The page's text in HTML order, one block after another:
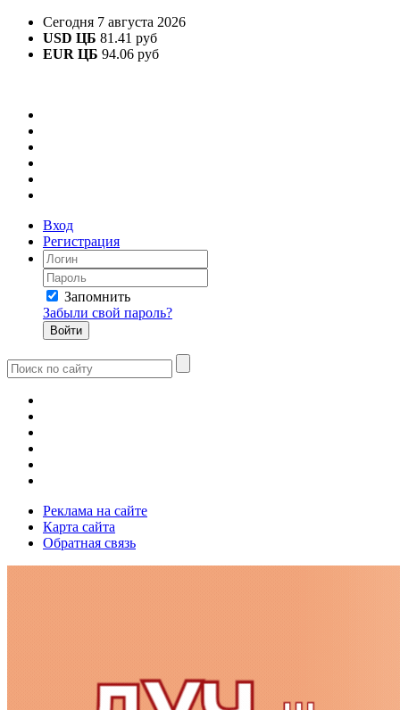
Сегодня 7 августа 2026
USD ЦБ 81.41 руб
EUR ЦБ 94.06 руб
Вход
Регистрация
Запомнить
Забыли свой пароль?
Реклама на сайте
Карта сайта
Обратная связь